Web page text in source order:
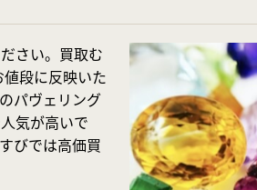
さい。買取む
段に反映いた
パヴェリング
気が高いで
びでは高価買